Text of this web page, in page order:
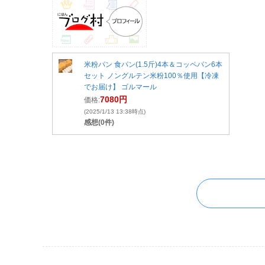
米粉パン 食パン(1.5斤)4本＆コッペパン6本
セット ノングルテン米粉100％使用【冷凍
でお届け】 ゴルマール
価格:7080円
(2025/1/13 13:38時点)
感想(0件)